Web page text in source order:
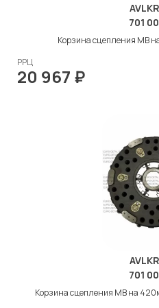
701
Корзина сцепления МВ
РРЦ
20 967 ₽
701
Корзина сцепления МВ на